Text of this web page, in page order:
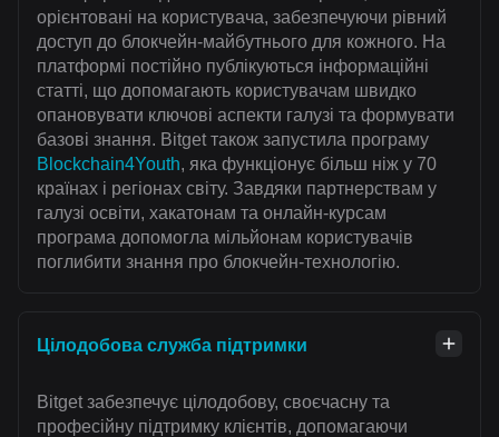
орієнтовані на користувача, забезпечуючи рівний
доступ до блокчейн-майбутнього для кожного. На
платформі постійно публікуються інформаційні
статті, що допомагають користувачам швидко
опановувати ключові аспекти галузі та формувати
базові знання. Bitget також запустила програму
Blockchain4Youth, яка функціонує більш ніж у 70
країнах і регіонах світу. Завдяки партнерствам у
галузі освіти, хакатонам та онлайн-курсам
програма допомогла мільйонам користувачів
поглибити знання про блокчейн-технологію.
Цілодобова служба підтримки
Bitget забезпечує цілодобову, своєчасну та
професійну підтримку клієнтів, допомагаючи